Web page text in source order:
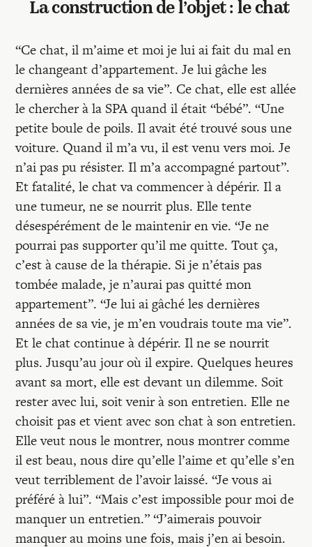
La construction de l’objet : le chat
“Ce chat, il m’aime et moi je lui ai fait du mal en
le changeant d’appartement. Je lui gâche les
dernières années de sa vie”. Ce chat, elle est allée
le chercher à la SPA quand il était “bébé”. “Une
petite boule de poils. Il avait été trouvé sous une
voiture. Quand il m’a vu, il est venu vers moi. Je
n’ai pas pu résister. Il m’a accompagné partout”.
Et fatalité, le chat va commencer à dépérir. Il a
une tumeur, ne se nourrit plus. Elle tente
désespérément de le maintenir en vie. “Je ne
pourrai pas supporter qu’il me quitte. Tout ça,
c’est à cause de la thérapie. Si je n’étais pas
tombée malade, je n’aurai pas quitté mon
appartement”. “Je lui ai gâché les dernières
années de sa vie, je m’en voudrais toute ma vie”.
Et le chat continue à dépérir. Il ne se nourrit
plus. Jusqu’au jour où il expire. Quelques heures
avant sa mort, elle est devant un dilemme. Soit
rester avec lui, soit venir à son entretien. Elle ne
choisit pas et vient avec son chat à son entretien.
Elle veut nous le montrer, nous montrer comme
il est beau, nous dire qu’elle l’aime et qu’elle s’en
veut terriblement de l’avoir laissé. “Je vous ai
préféré à lui”. “Mais c’est impossible pour moi de
manquer un entretien.” “J’aimerais pouvoir
manquer au moins une fois, mais j’en ai besoin.